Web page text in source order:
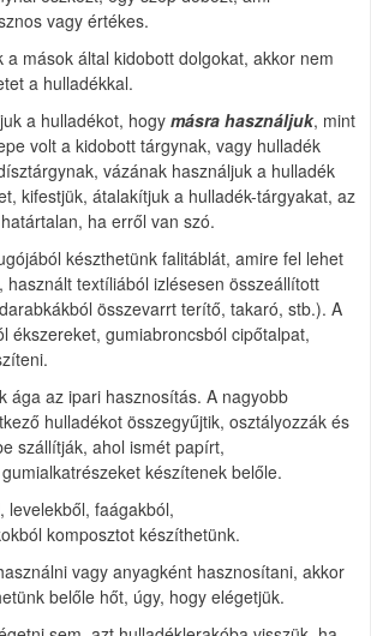
vagy értékes.
a mások által kidobott dolgokat, akkor nem
a hulladékkal.
a hulladékot, hogy másra használjuk, mint
volt a kidobott tárgynak, vagy hulladék
vázának használjuk a hulladék
kifestjük, átalakítjuk a hulladék-tárgyakat, az
ha erről van szó.
készthetünk falitáblát, amire fel lehet
használt textíliából izlésesen összeállított
összevarrt terítő, takaró, stb.). A
ékszereket, gumiabroncsból cipőtalpat,
ága az ipari hasznosítás. A nagyobb
hulladékot összegyűjtik, osztályozzák és
szállítják, ahol ismét papírt,
készítenek belőle.
levelekből, faágakból,
komposztot készíthetünk.
vagy anyagként hasznosítani, akkor
belőle hőt, úgy, hogy elégetjük.